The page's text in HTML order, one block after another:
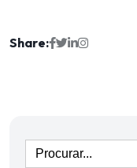
Share: